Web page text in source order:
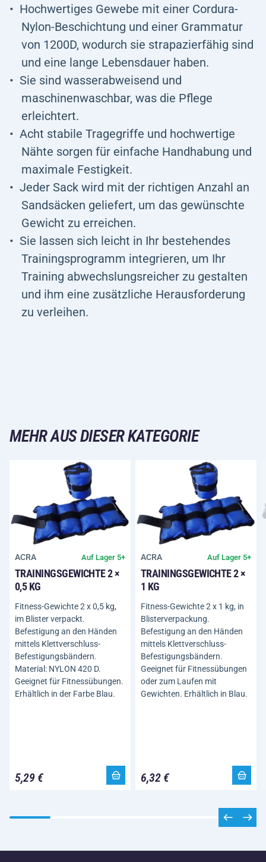
Hochwertiges Gewebe mit einer Cordura-
Nylon-Beschichtung und einer Grammatur
von 1200D, wodurch sie strapazierfähig sind
und eine lange Lebensdauer haben.
Sie sind wasserabweisend und
maschinenwaschbar, was die Pflege
erleichtert.
Acht stabile Tragegriffe und hochwertige
Nähte sorgen für einfache Handhabung und
maximale Festigkeit.
Jeder Sack wird mit der richtigen Anzahl an
Sandsäcken geliefert, um das gewünschte
Gewicht zu erreichen.
Sie lassen sich leicht in Ihr bestehendes
Trainingsprogramm integrieren, um Ihr
Training abwechslungsreicher zu gestalten
und ihm eine zusätzliche Herausforderung
zu verleihen.
MEHR AUS DIESER KATEGORIE
ACRA Auf Lager 5+
TRAININGSGEWICHTE 2 ×
0,5 KG
Fitness-Gewichte 2 x 0,5 kg,
im Blister verpackt.
Befestigung an den Händen
mittels Klettverschluss-
Befestigungsbändern.
Material: NYLON 420 D.
Geeignet für Fitnessübungen.
Erhältlich in der Farbe Blau.
5,29 €
ACRA Auf Lager 5+
TRAININGSGEWICHTE 2 ×
1 KG
Fitness-Gewichte 2 x 1 kg, in
Blisterverpackung.
Befestigung an den Händen
mittels Klettverschluss-
Befestigungsbändern.
Geeignet für Fitnessübungen
oder zum Laufen mit
Gewichten. Erhältlich in Blau.
6,32 €